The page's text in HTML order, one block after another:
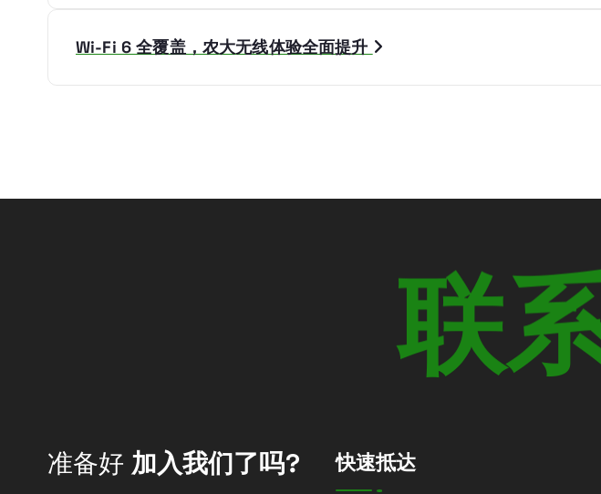
Wi-Fi 6 全覆盖，农大无线体验全面提升
联
准备好 加入我们了吗? 快速抵达